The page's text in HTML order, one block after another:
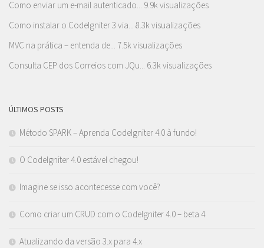
Como enviar um e-mail autenticado... 9.9k visualizações
Como instalar o CodeIgniter 3 via... 8.3k visualizações
MVC na prática – entenda de... 7.5k visualizações
Consulta CEP dos Correios com JQu... 6.3k visualizações
ÚLTIMOS POSTS
Método SPARK – Aprenda CodeIgniter 4.0 à fundo!
O CodeIgniter 4.0 estável chegou!
Imagine se isso acontecesse com você?
Como criar um CRUD com o CodeIgniter 4.0 – beta 4
Atualizando da versão 3.x para 4.x